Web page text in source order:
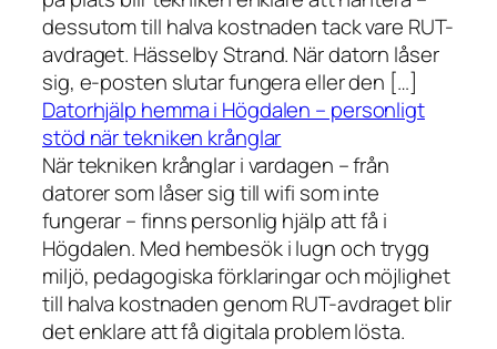
dessutom till halva kostnaden tack vare RUT-
avdraget. Hässelby Strand. När datorn låser
sig, e-posten slutar fungera eller den […]
Datorhjälp hemma i Högdalen – personligt
stöd när tekniken krånglar
När tekniken krånglar i vardagen – från
datorer som låser sig till wifi som inte
fungerar – finns personlig hjälp att få i
Högdalen. Med hembesök i lugn och trygg
miljö, pedagogiska förklaringar och möjlighet
till halva kostnaden genom RUT-avdraget blir
det enklare att få digitala problem lösta.